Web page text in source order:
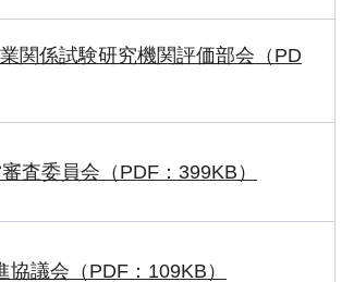
関係試験研究機関評価部会（PD
査委員会（PDF：399KB）
議会（PDF：109KB）